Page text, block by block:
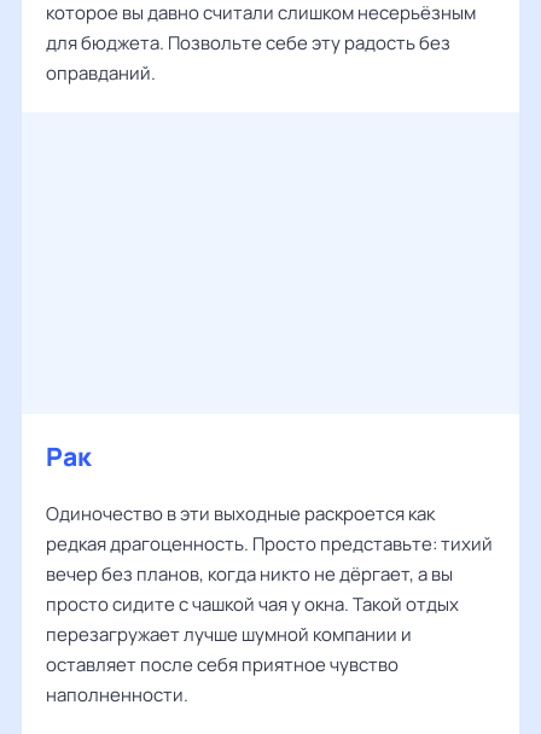
которое вы давно считали слишком несерьёзным
для бюджета. Позвольте себе эту радость без
оправданий.
Рак
Одиночество в эти выходные раскроется как
редкая драгоценность. Просто представьте: тихий
вечер без планов, когда никто не дёргает, а вы
просто сидите с чашкой чая у окна. Такой отдых
перезагружает лучше шумной компании и
оставляет после себя приятное чувство
наполненности.